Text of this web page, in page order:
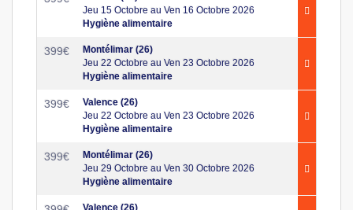
Jeu 15 Octobre au Ven 16 Octobre 2026
Hygiène alimentaire
399€
Montélimar (26)
Jeu 22 Octobre au Ven 23 Octobre 2026
Hygiène alimentaire
399€
Valence (26)
Jeu 22 Octobre au Ven 23 Octobre 2026
Hygiène alimentaire
399€
Montélimar (26)
Jeu 29 Octobre au Ven 30 Octobre 2026
Hygiène alimentaire
Valence (26)